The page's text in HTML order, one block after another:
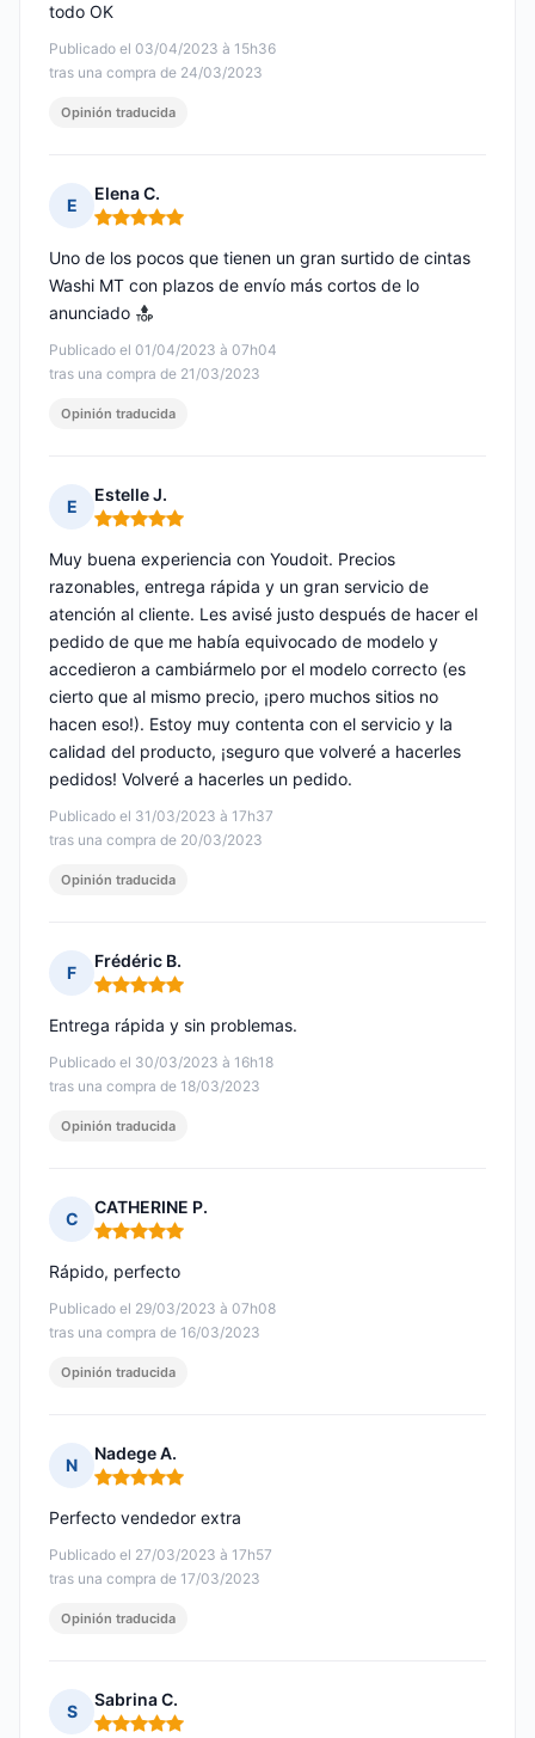
Publicado el 03/04/2023 à 15h36
tras una compra de 24/03/2023
todo OK
Opinión traducida
E
Elena C.
Nota: 5 de 5
Publicado el 01/04/2023 à 07h04
tras una compra de 21/03/2023
Uno de los pocos que tienen un gran surtido de cintas
Washi MT con plazos de envío más cortos de lo
anunciado
Opinión traducida
E
Estelle J.
Nota: 5 de 5
Publicado el 31/03/2023 à 17h37
tras una compra de 20/03/2023
Muy buena experiencia con Youdoit. Precios
razonables, entrega rápida y un gran servicio de
atención al cliente. Les avisé justo después de hacer el
pedido de que me había equivocado de modelo y
accedieron a cambiármelo por el modelo correcto (es
cierto que al mismo precio, ¡pero muchos sitios no
hacen eso!). Estoy muy contenta con el servicio y la
calidad del producto, ¡seguro que volveré a hacerles
pedidos! Volveré a hacerles un pedido.
Opinión traducida
F
Frédéric B.
Nota: 5 de 5
Publicado el 30/03/2023 à 16h18
tras una compra de 18/03/2023
Entrega rápida y sin problemas.
Opinión traducida
C
CATHERINE P.
Nota: 5 de 5
Publicado el 29/03/2023 à 07h08
tras una compra de 16/03/2023
Rápido, perfecto
Opinión traducida
N
Nadege A.
Nota: 5 de 5
Publicado el 27/03/2023 à 17h57
tras una compra de 17/03/2023
Perfecto vendedor extra
Opinión traducida
S
Sabrina C.
Nota: 5 de 5